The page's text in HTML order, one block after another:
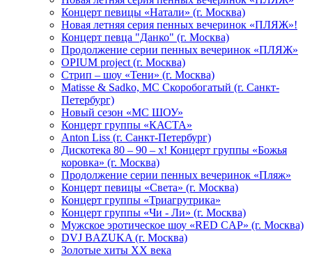
Концерт певицы «Натали» (г. Москва)
Новая летняя серия пенных вечеринок «ПЛЯЖ»!
Концерт певца "Данко" (г. Москва)
Продолжение серии пенных вечеринок «ПЛЯЖ»
OPIUM project (г. Москва)
Стрип – шоу «Тени» (г. Москва)
Matissе & Sadko, MC Скоробогатый (г. Санкт-
Петербург)
Новый сезон «МС ШОУ»
Концерт группы «КАСТА»
Anton Liss (г. Санкт-Петербург)
Дискотека 80 – 90 – х! Концерт группы «Божья
коровка» (г. Москва)
Продолжение серии пенных вечеринок «Пляж»
Концерт певицы «Света» (г. Москва)
Концерт группы «Триагрутрика»
Концерт группы «Чи - Ли» (г. Москва)
Мужское эротическое шоу «RED CAP» (г. Москва)
DVJ BAZUKA (г. Москва)
Золотые хиты XX века